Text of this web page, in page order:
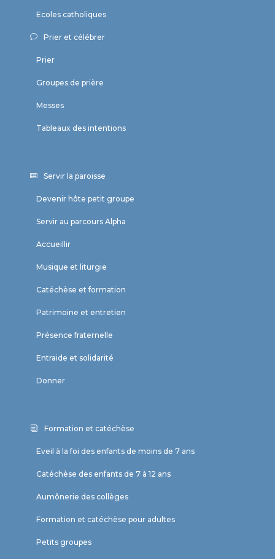
Ecoles catholiques
Prier et célébrer
Prier
Groupes de prière
Messes
Tableaux des intentions
Servir la paroisse
Devenir hôte petit groupe
Servir au parcours Alpha
Accueillir
Musique et liturgie
Catéchèse et formation
Patrimoine et entretien
Présence fraternelle
Entraide et solidarité
Donner
Formation et catéchèse
Eveil à la foi des enfants de moins de 7 ans
Catéchèse des enfants de 7 à 12 ans
Aumônerie des collèges
Formation et catéchèse pour adultes
Petits groupes